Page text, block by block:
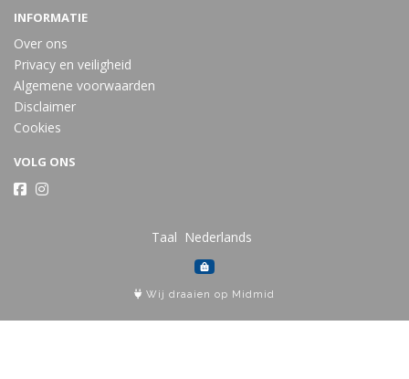
INFORMATIE
Over ons
Privacy en veiligheid
Algemene voorwaarden
Disclaimer
Cookies
VOLG ONS
Taal
Wij draaien op Midmid